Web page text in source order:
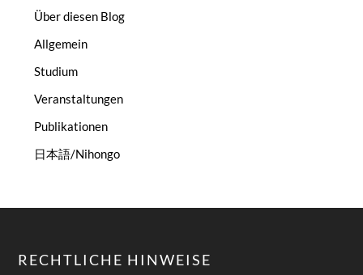
Über diesen Blog
Allgemein
Studium
Veranstaltungen
Publikationen
日本語/Nihongo
RECHTLICHE HINWEISE